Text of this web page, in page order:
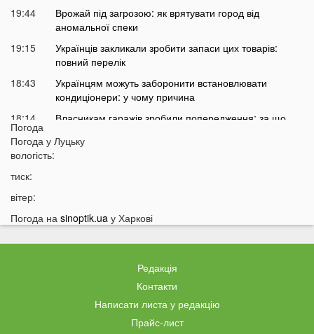
19:44
Врожай під загрозою: як врятувати город від
аномальної спеки
19:15
Українців закликали зробити запаси цих товарів:
повний перелік
18:43
Українцям можуть заборонити встановлювати
кондиціонери: у чому причина
18:14
Власникам гаражів зробили попередження: за що
17:42
17:13
зміниться
16:12
Відома українська ведуча потрапила у скандал
В Україні заборонять ловити раків: що сталося
На фронті загинув військовий з Луцька
Температура на Волині піднялася до +50
У ліцеї вчителька ображала та принижувала дітей:
Погода
Погода у Луцьку
вологість:
тиск:
вітер:
Погода на sinoptik.ua у Харкові
Редакція
Контакти
Написати листа у редакцію
Прайс-лист